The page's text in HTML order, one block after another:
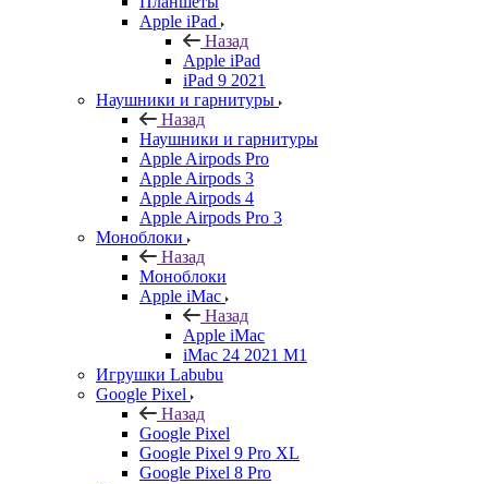
Apple iPad
Назад
Apple iPad
iPad 9 2021
Наушники и гарнитуры
Назад
Наушники и гарнитуры
Apple Airpods Pro
Apple Airpods 3
Apple Airpods 4
Apple Airpods Pro 3
Моноблоки
Назад
Моноблоки
Apple iMac
Назад
Apple iMac
iMac 24 2021 M1
Игрушки Labubu
Google Pixel
Назад
Google Pixel
Google Pixel 9 Pro XL
Google Pixel 8 Pro